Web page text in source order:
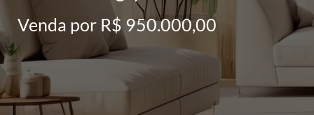
Venda por R$ 950.000,00